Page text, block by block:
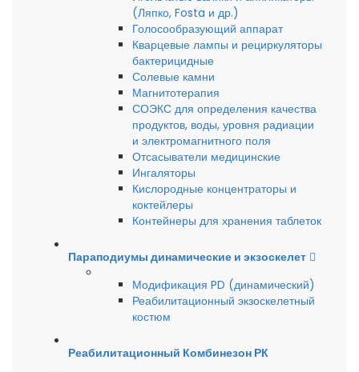
(Ляпко, Fosta и др.)
Голосообразующий аппарат
Кварцевые лампы и рециркуляторы
бактерицидные
Солевые камни
Магнитотерапия
СОЭКС для определения качества
продуктов, воды, уровня радиации
и электромагнитного поля
Отсасыватели медицинские
Ингаляторы
Кислородные концентраторы и
коктейлеры
Контейнеры для хранения таблеток
Параподиумы динамические и экзоскелет
Модификация PD (динамический)
Реабилитационный экзоскелетный
костюм
Реабилитационный Комбинезон РК